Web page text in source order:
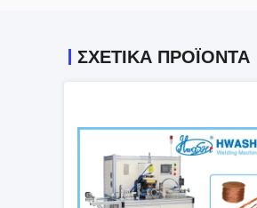
ΣΧΕΤΙΚΆ ΠΡΟΪΌΝΤΑ